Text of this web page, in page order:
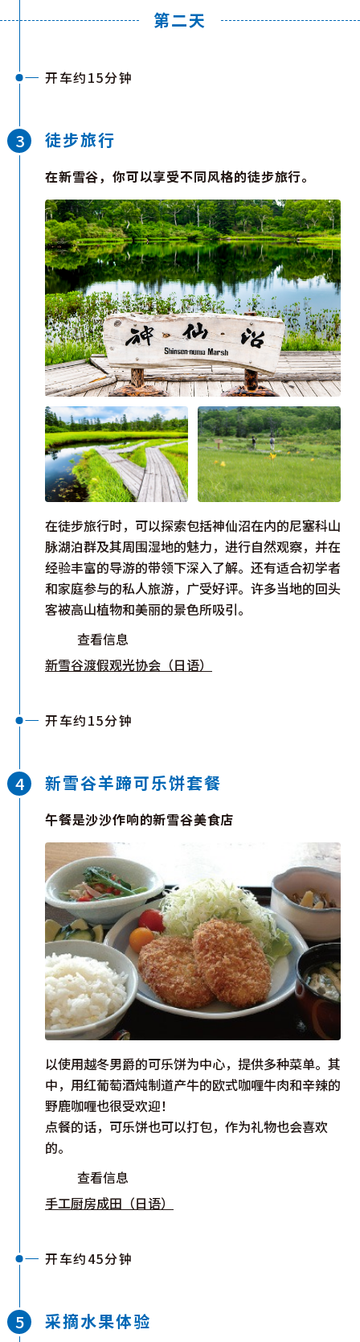
第二天
开车约15分钟
徒步旅行
在新雪谷，你可以享受不同风格的徒步旅行。
在徒步旅行时，可以探索包括神仙沼在内的尼塞科山
脉湖泊群及其周围湿地的魅力，进行自然观察，并在
经验丰富的导游的带领下深入了解。还有适合初学者
和家庭参与的私人旅游，广受好评。许多当地的回头
客被高山植物和美丽的景色所吸引。
查看信息
新雪谷渡假观光协会（日语）
开车约15分钟
新雪谷羊蹄可乐饼套餐
午餐是沙沙作响的新雪谷美食店
以使用越冬男爵的可乐饼为中心，提供多种菜单。其
中，用红葡萄酒炖制道产牛的欧式咖喱牛肉和辛辣的
野鹿咖喱也很受欢迎！
点餐的话，可乐饼也可以打包，作为礼物也会喜欢
的。
查看信息
手工厨房成田（日语）
开车约45分钟
采摘水果体验